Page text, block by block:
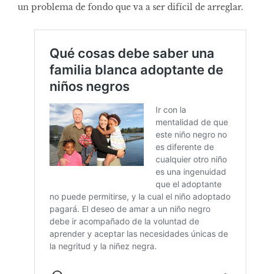
un problema de fondo que va a ser difícil de arreglar.